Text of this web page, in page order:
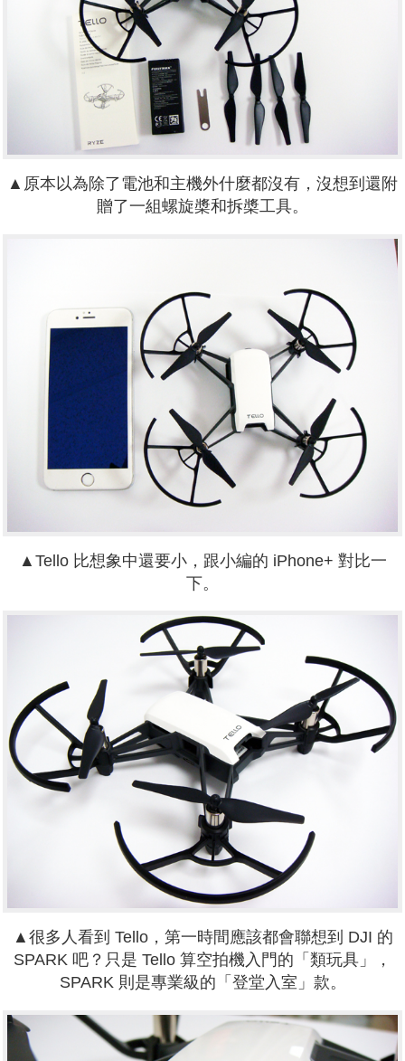
▲原本以為除了電池和主機外什麼都沒有，沒想到還附
贈了一組螺旋槳和拆槳工具。
▲Tello 比想象中還要小，跟小編的 iPhone+ 對比一
下。
▲很多人看到 Tello，第一時間應該都會聯想到 DJI 的
SPARK 吧？只是 Tello 算空拍機入門的「類玩具」，
SPARK 則是專業級的「登堂入室」款。